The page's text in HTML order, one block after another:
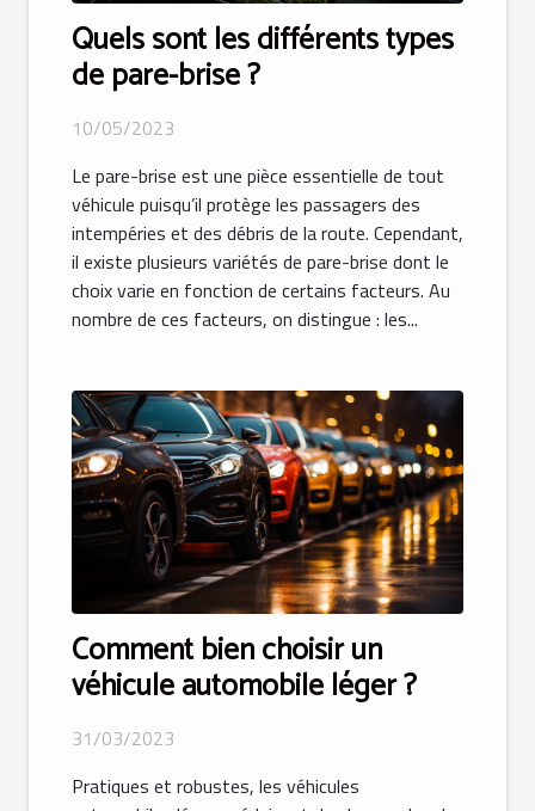
Quels sont les différents types
de pare-brise ?
10/05/2023
Le pare-brise est une pièce essentielle de tout
véhicule puisqu’il protège les passagers des
intempéries et des débris de la route. Cependant,
il existe plusieurs variétés de pare-brise dont le
choix varie en fonction de certains facteurs. Au
nombre de ces facteurs, on distingue : les...
Comment bien choisir un
véhicule automobile léger ?
31/03/2023
Pratiques et robustes, les véhicules